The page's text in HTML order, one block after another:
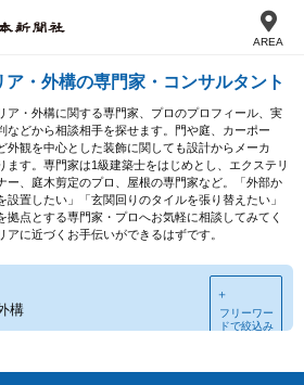
AREA
・外構の専門家・コンサルタント
ア・外構に関する専門家、プロのプロフィール、実
などから相談相手を探せます。門や庭、カーポー
外観を中心とした装飾に関しても設計からメーカ
ます。専門家は1級建築士をはじめとし、エクステリ
ー、庭木剪定のプロ、屋根の専門家など。「外部か
設置したい」「玄関回りのタイルを張り替えたい」
点とする専門家・プロへお気軽に相談してみてく
に近づくお手伝いができるはずです。
構
＋
フリーワー
ドで絞込み